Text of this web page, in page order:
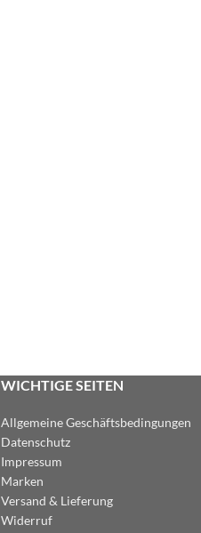
WICHTIGE SEITEN
Allgemeine Geschäftsbedingungen
Datenschutz
Impressum
Marken
Versand & Lieferung
Widerruf